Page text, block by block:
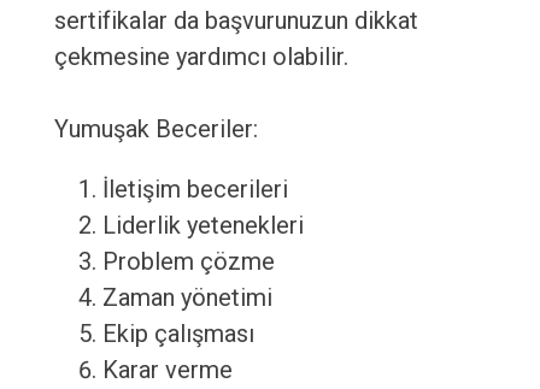
sertifikalar da başvurunuzun dikkat
çekmesine yardımcı olabilir.
Yumuşak Beceriler:
İletişim becerileri
Liderlik yetenekleri
Problem çözme
Zaman yönetimi
Ekip çalışması
Karar verme